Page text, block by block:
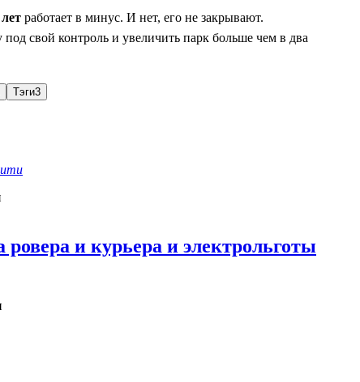
работает в минус. И нет, его не закрывают.
свой контроль и увеличить парк больше чем в два
Тэги3
и курьера и электрольготы